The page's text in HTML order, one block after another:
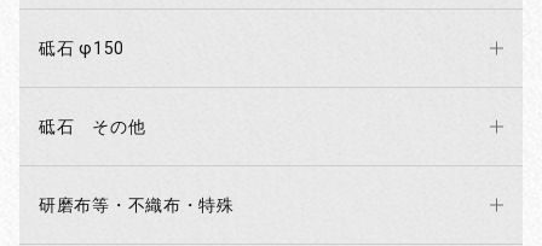
砥石 φ150
砥石 その他
研磨布等・不織布・特殊